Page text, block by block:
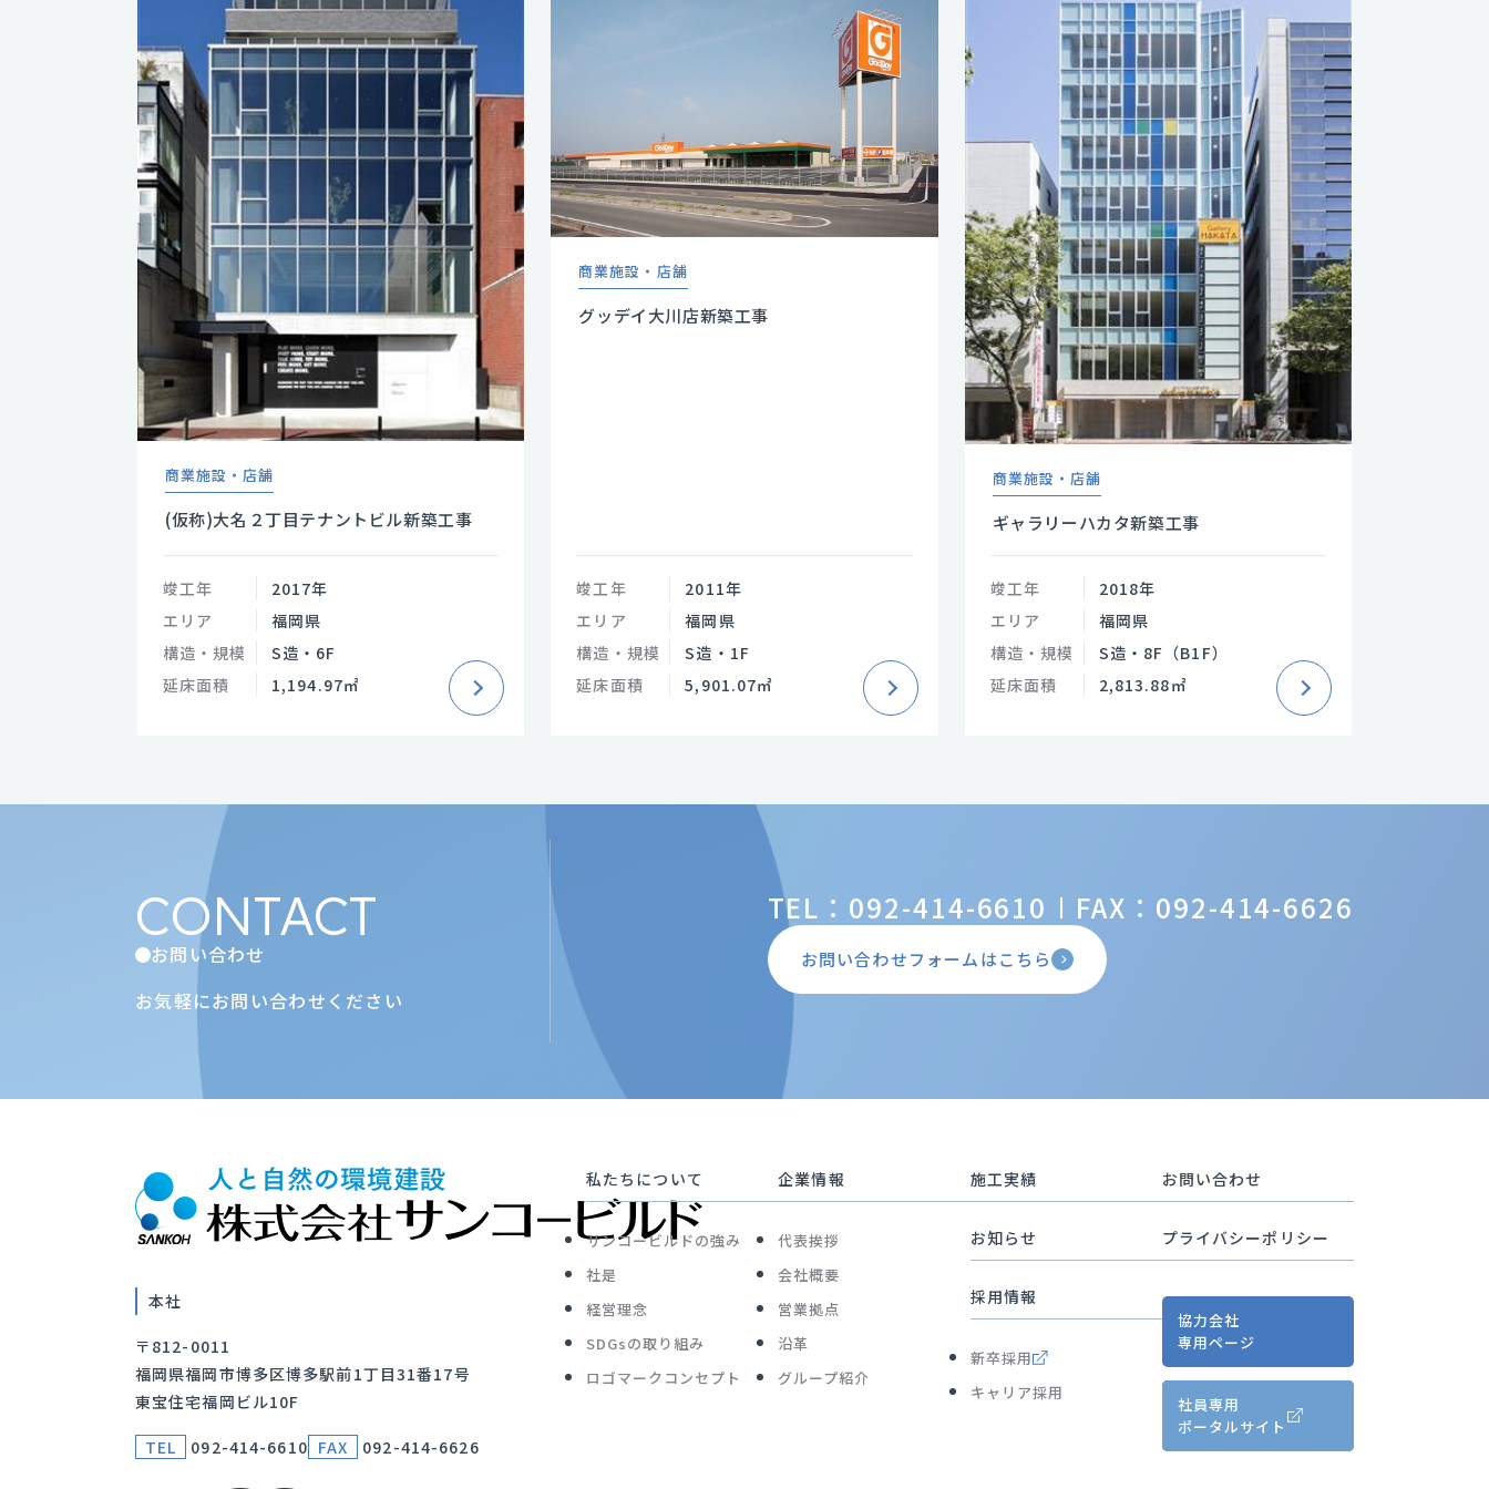
商業施設・店舗
(仮称)大名２丁目テナントビル新築工事
竣工年
2017年
エリア
福岡県
構造・規模
S造・6F
延床面積
1,194.97㎡
商業施設・店舗
グッデイ大川店新築工事
竣工年
2011年
エリア
福岡県
構造・規模
S造・1F
延床面積
5,901.07㎡
商業施設・店舗
ギャラリーハカタ新築工事
竣工年
2018年
エリア
福岡県
構造・規模
S造・8F（B1F）
延床面積
2,813.88㎡
CONTACT
お問い合わせ
お気軽にお問い合わせください
TEL：092-414-6610 FAX：092-414-6626
お問い合わせフォームはこちら
本社
〒812-0011
福岡県福岡市博多区博多駅前1丁目31番17号
東宝住宅福岡ビル10F
TEL 092-414-6610 FAX 092-414-6626
私たちについて
サンコービルドの強み
社是
経営理念
SDGsの取り組み
ロゴマークコンセプト
企業情報
代表挨拶
会社概要
営業拠点
沿革
グループ紹介
施工実績
お知らせ
採用情報
新卒採用
キャリア採用
お問い合わせ
プライバシーポリシー
協力会社
専用ページ
社員専用
ポータルサイト